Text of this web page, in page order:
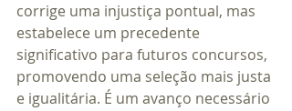
corrige uma injustiça pontual, mas
estabelece um precedente
significativo para futuros concursos,
promovendo uma seleção mais justa
e igualitária. É um avanço necessário